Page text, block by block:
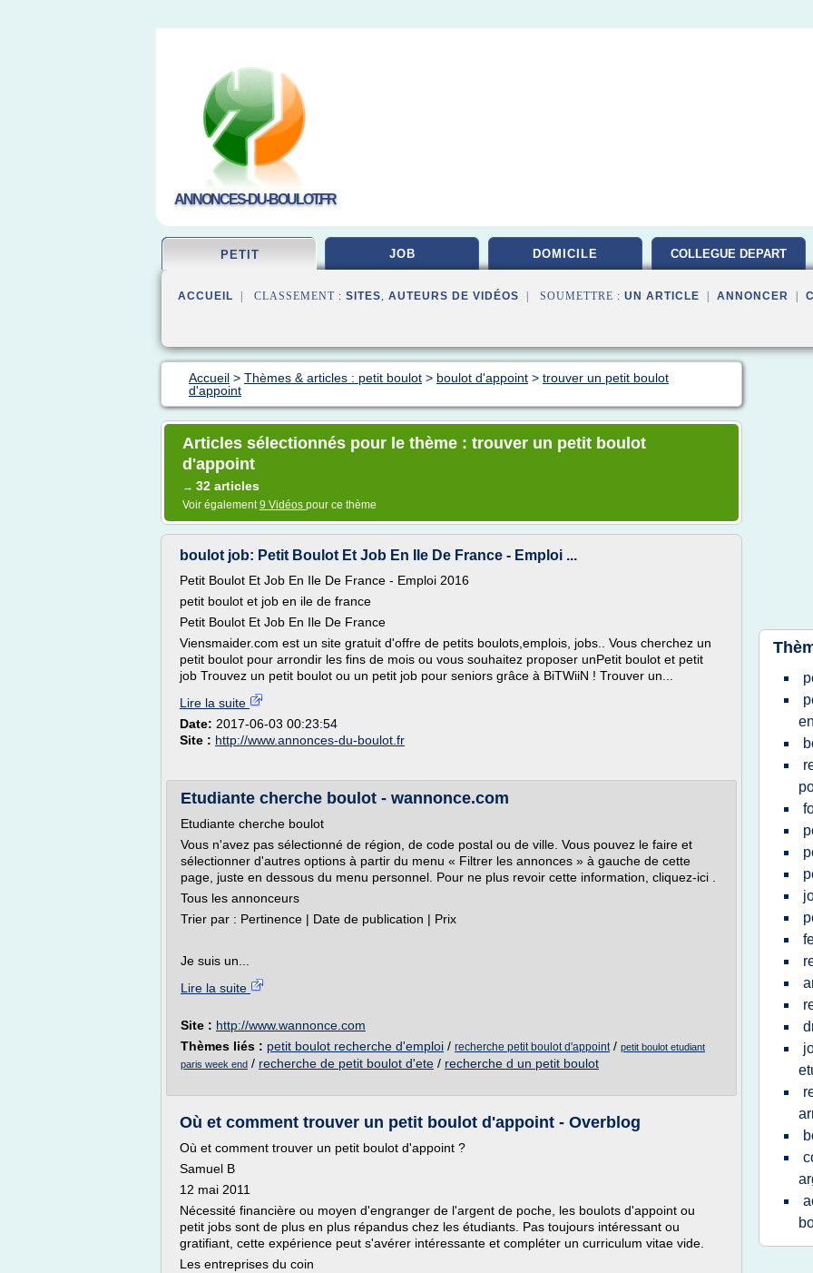
ANNONCES-DU-BOULOT.FR
PETIT JOB DOMICILE COLLEGUE DEPART
ACCUEIL | CLASSEMENT : SITES, AUTEURS DE VIDÉOS | SOUMETTRE : UN ARTICLE ANNONCER
Accueil > Thèmes & articles : petit boulot > boulot d'appoint > trouver un petit boulot
d'appoint
Articles sélectionnés pour le thème : trouver un petit boulot
d'appoint
→ 32 articles
Voir également9 Vidéos pour ce thème
boulot job: Petit Boulot Et Job En Ile De France - Emploi ...
Petit Boulot Et Job En Ile De France - Emploi 2016
petit boulot et job en ile de france
Petit Boulot Et Job En Ile De France
Viensmaider.com est un site gratuit d'offre de petits boulots,emplois, jobs.. Vous cherchez un
petit boulot pour arrondir les fins de mois ou vous souhaitez proposer unPetit boulot et petit
job Trouvez un petit boulot ou un petit job pour seniors grâce à BiTWiiN ! Trouver un...
Lire la suite
Date: 2017-06-03 00:23:54
Site : http://www.annonces-du-boulot.fr
Etudiante cherche boulot - wannonce.com
Etudiante cherche boulot
Vous n'avez pas sélectionné de région, de code postal ou de ville. Vous pouvez le faire et
sélectionner d'autres options à partir du menu « Filtrer les annonces » à gauche de cette
page, juste en dessous du menu personnel. Pour ne plus revoir cette information, cliquez-ici .
Tous les annonceurs
Trier par : Pertinence | Date de publication | Prix
Je suis un...
Lire la suite
Site : http://www.wannonce.com
Thèmes liés : petit boulot recherche d'emploi / recherche petit boulot d'appoint/ petit boulot etudiant
paris week end / recherche de petit boulot d'ete / recherche d un petit boulot
Où et comment trouver un petit boulot d'appoint - Overblog
Où et comment trouver un petit boulot d'appoint ?
Samuel B
12 mai 2011
Nécessité financière ou moyen d'engranger de l'argent de poche, les boulots d'appoint ou
petit jobs sont de plus en plus répandus chez les étudiants. Pas toujours intéressant ou
gratifiant, cette expérience peut s'avérer intéressante et compléter un curriculum vitae vide.
Les entreprises du coin